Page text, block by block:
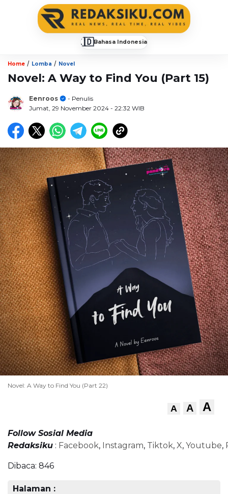
🇮🇩Bahasa Indonesia
Home / Lomba / Novel
Novel: A Way to Find You (Part 15)
Eenroos
- Penulis
Jumat, 29 November 2024 - 22:32 WIB
Novel: A Way to Find You (Part 22)
A A A
Follow Sosial Media
Redaksiku : Facebook, Instagram, Tiktok, X, Youtube,
Dibaca: 846
Halaman :